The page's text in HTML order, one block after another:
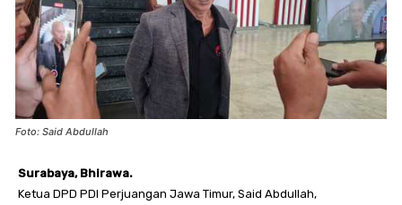
Foto: Said Abdullah
Surabaya, Bhirawa.
Ketua DPD PDI Perjuangan Jawa Timur, Said Abdullah,